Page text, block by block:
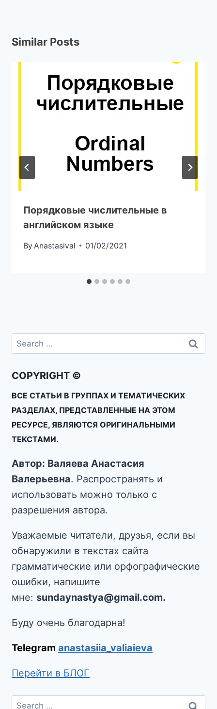
Similar Posts
Порядковые числительные в
английском языке
By Anastasival 01/02/2021
COPYRIGHT ©
ВСЕ СТАТЬИ В ГРУППАХ И ТЕМАТИЧЕСКИХ
РАЗДЕЛАХ, ПРЕДСТАВЛЕННЫЕ НА ЭТОМ
РЕСУРСЕ, ЯВЛЯЮТСЯ ОРИГИНАЛЬНЫМИ
ТЕКСТАМИ.
Автор: Валяева Анастасия
Валерьевна. Распространять и
использовать можно только с
разрешения автора.
Уважаемые читатели, друзья, если вы
обнаружили в текстах сайта
грамматические или орфографические
ошибки, напишите
мне: sundaynastya@gmail.com.
Буду очень благодарна!
Telegram anastasiia_valiaieva
Перейти в БЛОГ